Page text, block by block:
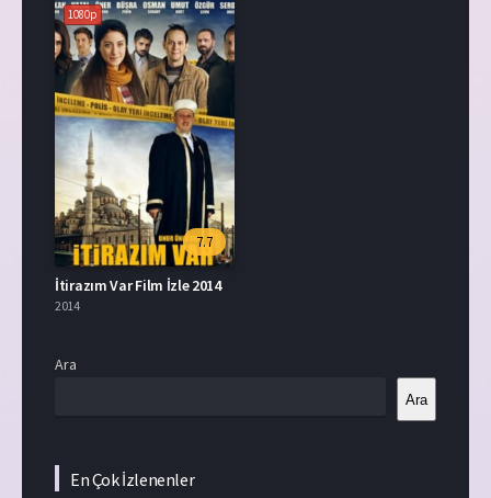
1080p
7.7
İtirazım Var Film İzle 2014
2014
Ara
Ara
En Çok İzlenenler